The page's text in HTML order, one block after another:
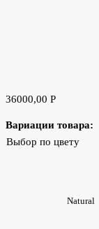
36000,00 Р
Вариации товара:
Выбор по цвету
Natural